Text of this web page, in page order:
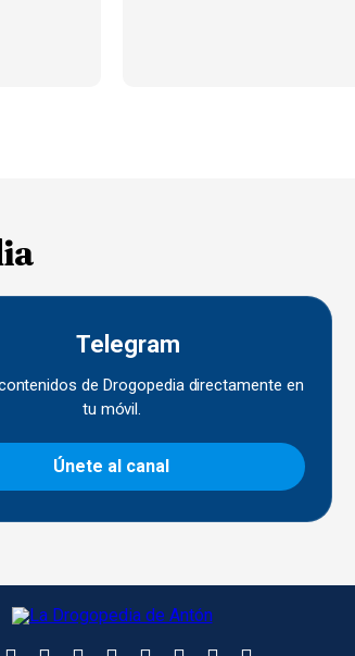
Telegram
de Drogopedia directamente en
tu móvil.
Únete al canal